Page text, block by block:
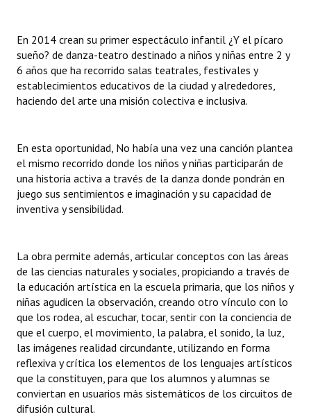
En 2014 crean su primer espectáculo infantil ¿Y el pícaro
sueño? de danza-teatro destinado a niños y niñas entre 2 y
6 años que ha recorrido salas teatrales, festivales y
establecimientos educativos de la ciudad y alrededores,
haciendo del arte una misión colectiva e inclusiva.
En esta oportunidad, No había una vez una canción plantea
el mismo recorrido donde los niños y niñas participarán de
una historia activa a través de la danza donde pondrán en
juego sus sentimientos e imaginación y su capacidad de
inventiva y sensibilidad.
La obra permite además, articular conceptos con las áreas
de las ciencias naturales y sociales, propiciando a través de
la educación artística en la escuela primaria, que los niños y
niñas agudicen la observación, creando otro vínculo con lo
que los rodea, al escuchar, tocar, sentir con la conciencia de
que el cuerpo, el movimiento, la palabra, el sonido, la luz,
las imágenes realidad circundante, utilizando en forma
reflexiva y crítica los elementos de los lenguajes artísticos
que la constituyen, para que los alumnos y alumnas se
conviertan en usuarios más sistemáticos de los circuitos de
difusión cultural.